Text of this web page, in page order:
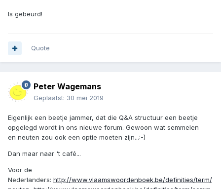
Is gebeurd!
Quote
Peter Wagemans
Geplaatst: 30 mei 2019
Eigenlijk een beetje jammer, dat die Q&A structuur een beetje
opgelegd wordt in ons nieuwe forum. Gewoon wat semmelen
en neuten zou ook een optie moeten zijn...:-)
Dan maar naar 't café...
Voor de
Nederlanders: http://www.vlaamswoordenboek.be/definities/term/